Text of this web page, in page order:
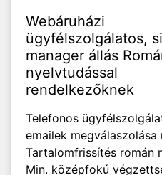
Webáruházi
ügyfélszolgálatos,
manager állás
nyelvtudással
rendelkezőknek
Telefonos
emailek megválaszolása
Tartalomfrissítés román
Min. középfokú